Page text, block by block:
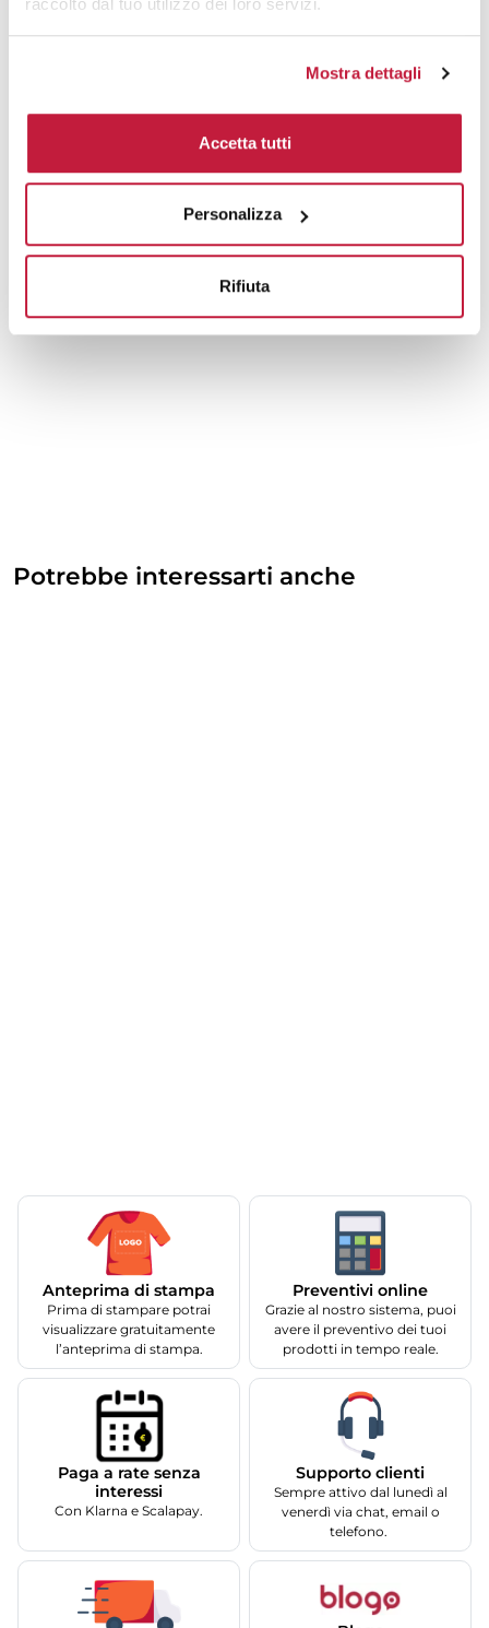
raccolto dal tuo utilizzo dei loro servizi.
Mostra dettagli
Accetta tutti
Personalizza
Rifiuta
Potrebbe interessarti anche
Anteprima di stampa
Prima di stampare potrai
visualizzare gratuitamente
l’anteprima di stampa.
Preventivi online
Grazie al nostro sistema, puoi
avere il preventivo dei tuoi
prodotti in tempo reale.
Paga a rate senza
interessi
Con Klarna e Scalapay.
Supporto clienti
Sempre attivo dal lunedì al
venerdì via chat, email o
telefono.